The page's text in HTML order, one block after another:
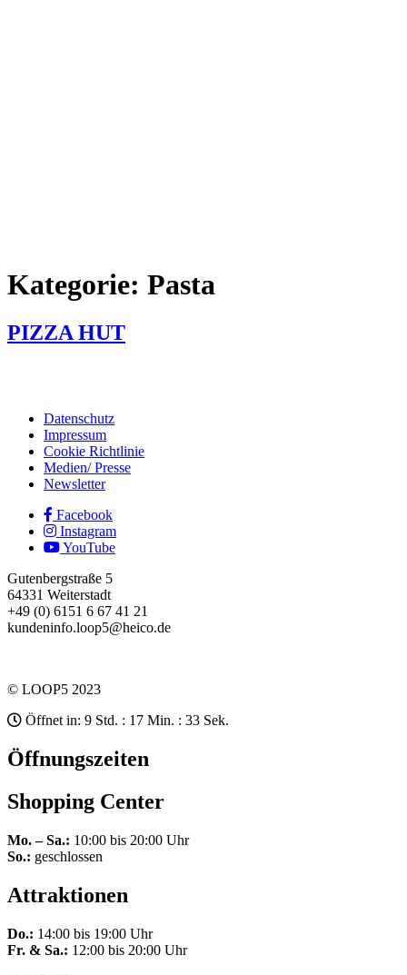
Kategorie: Pasta
PIZZA HUT
Datenschutz
Impressum
Cookie Richtlinie
Medien/ Presse
Newsletter
Facebook
Instagram
YouTube
Gutenbergstraße 5
64331 Weiterstadt
+49 (0) 6151 6 67 41 21
kundeninfo.loop5@heico.de
© LOOP5 2023
Öffnet in: 9 Std. : 17 Min. : 33 Sek.
Öffnungszeiten
Shopping Center
Mo. – Sa.: 10:00 bis 20:00 Uhr
So.: geschlossen
Attraktionen
Do.: 14:00 bis 19:00 Uhr
Fr. & Sa.: 12:00 bis 20:00 Uhr